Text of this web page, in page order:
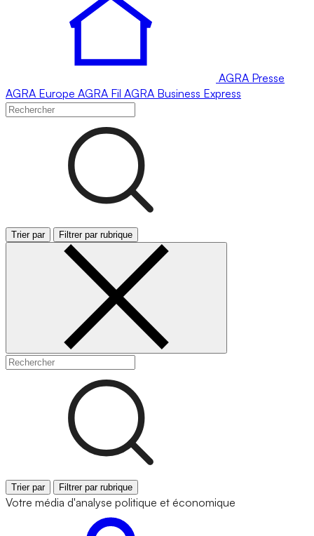
AGRA Presse
AGRA Europe AGRA Fil AGRA Business Express
Trier par Filtrer par rubrique
Trier par Filtrer par rubrique
Votre média d'analyse politique et économique